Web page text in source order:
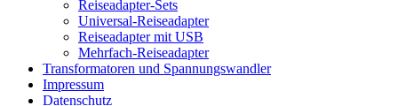
Reiseadapter-Sets
Universal-Reiseadapter
Reiseadapter mit USB
Mehrfach-Reiseadapter
Transformatoren und Spannungswandler
Impressum
Datenschutz